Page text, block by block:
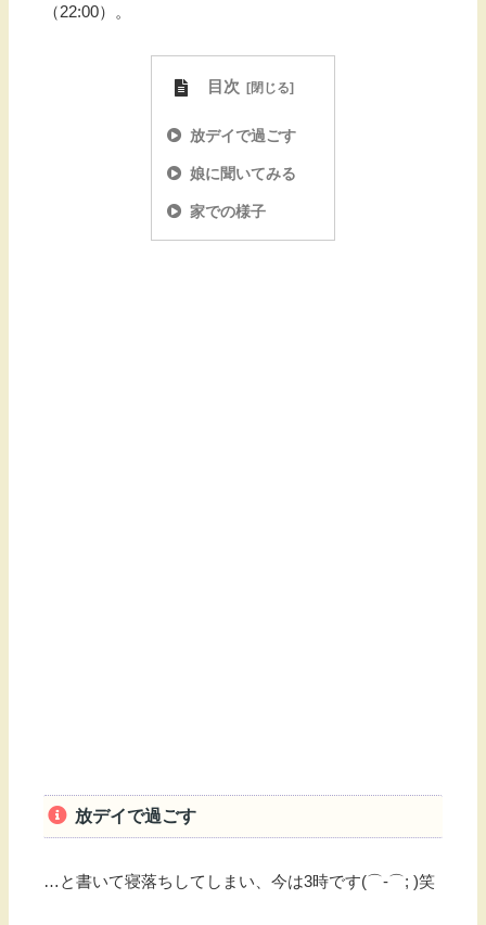
（22:00）。
目次
放デイで過ごす
娘に聞いてみる
家での様子
放デイで過ごす
…と書いて寝落ちしてしまい、今は3時です(⌒-⌒; )笑